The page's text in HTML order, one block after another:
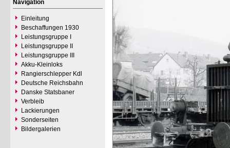
Navigation
Einleitung
Beschaffungen 1930
Leistungsgruppe I
Leistungsgruppe II
Leistungsgruppe III
Akku-Kleinloks
Rangierschlepper Kdl
Deutsche Reichsbahn
Danske Statsbaner
Verbleib
Lackierungen
Sonderseiten
Bildergalerien